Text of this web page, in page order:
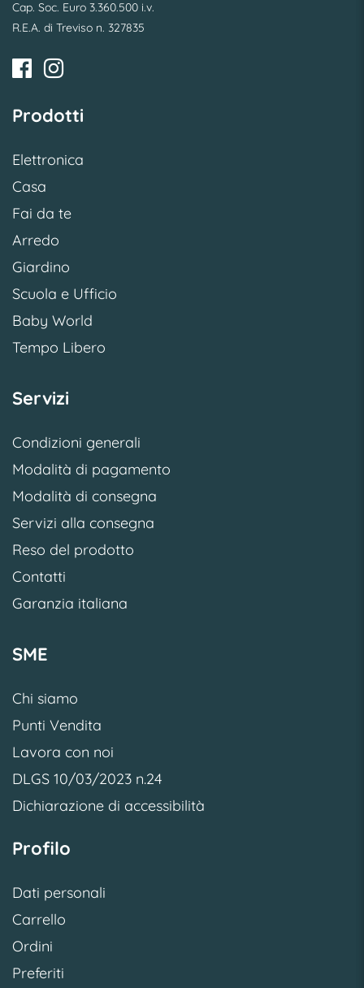
Cap. Soc. Euro 3.360.500 i.v.
R.E.A. di Treviso n. 327835
Prodotti
Elettronica
Casa
Fai da te
Arredo
Giardino
Scuola e Ufficio
Baby World
Tempo Libero
Servizi
Condizioni generali
Modalità di pagamento
Modalità di consegna
Servizi alla consegna
Reso del prodotto
Contatti
Garanzia italiana
SME
Chi siamo
Punti Vendita
Lavora con noi
DLGS 10/03/2023 n.24
Dichiarazione di accessibilità
Profilo
Dati personali
Carrello
Ordini
Preferiti